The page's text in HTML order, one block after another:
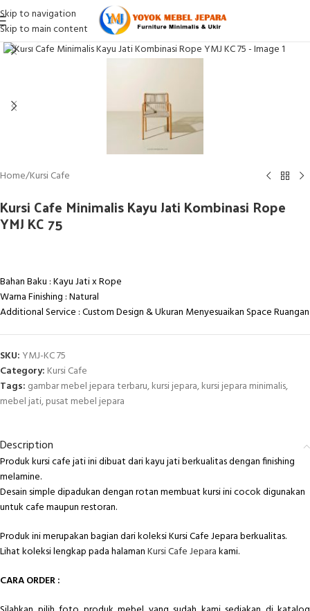
Skip to navigation
Skip to main content
Click to enlarge
Home/Kursi Cafe
Kursi Cafe Minimalis Kayu Jati Kombinasi Rope
YMJ KC 75
Bahan Baku : Kayu Jati x Rope
Warna Finishing : Natural
Additional Service : Custom Design & Ukuran Menyesuaikan Space Ruangan
SKU: YMJ-KC 75
Category: Kursi Cafe
Tags: gambar mebel jepara terbaru,kursi jepara,kursi jepara minimalis,
mebel jati,pusat mebel jepara
Description
Produk kursi cafe jati ini dibuat dari kayu jati berkualitas dengan finishing
melamine.
Desain simple dipadukan dengan rotan membuat kursi ini cocok digunakan
untuk cafe maupun restoran.
Produk ini merupakan bagian dari koleksi Kursi Cafe Jepara berkualitas.
Lihat koleksi lengkap pada halamanKursi Cafe Jeparakami.
CARA ORDER :